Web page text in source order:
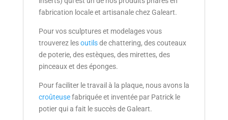
fabrication locale et artisanale chez Galeart.
Pour vos sculptures et modelages vous
trouverez lesoutilsde chattering, des couteaux
de poterie, des estèques, des mirettes, des
pinceaux et des éponges.
Pour faciliter le travail à la plaque, nous avons la
croûteusefabriquée et inventée par Patrick le
potier qui a fait le succès de Galeart.